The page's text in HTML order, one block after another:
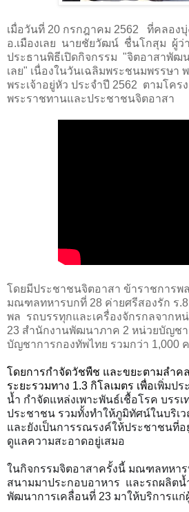
เมื่อวันที่ 20 กรกฎาคม 2562 ที่คลองบุ่
อ.เมืองเลย นายชัยวัฒน์ ชื่นโกสุม ผู้ว่า
ประธานพิธีเปิดกิจกรรม "จิตอาสาพัฒ
เลย" เนื่องในวันเฉลิมพระชนมพรรษา
พระเจ้าอยู่หัว ประจำปี 2562 ตามโคร
พระราชทานและประชาชนจิตอาสา
โดยมีประชาชนจิตอาสา ข้าราชการพ
มณฑลทหารบกที่ 28 ค่ายศรีสองรัก ร.8
พล รถบรรทุกและเครื่องจักรกลจากห
23 สำนักงานพัฒนาภาค 2 หน่วยบัญช
บัญชาการกองทัพไทย รวมกว่า 1,000
โดยการกำจัดวัชพืช และขยะตามลำค
ระยะรวมทาง 1.3 กิโลเมตร เพื่อเพิ่มปร
น้ำ กำจัดแหล่งเพาะพันธ์เชื้อโรค บรร
ประชาชน รวมทั้งทำให้ภูมิทัศน์ในบริเ
และยังเป็นการรณรงค์ให้ประชาชนที่
ดูแลความสะอาดอยู่เสมอ
ในกิจกรรมจิตอาสาครั้งนี้ มณฑลทหา
สนามมาประกอบอาหาร และรถผลิตน้
พัฒนาการเคลื่อนที่ 23 มาให้บริการแก่